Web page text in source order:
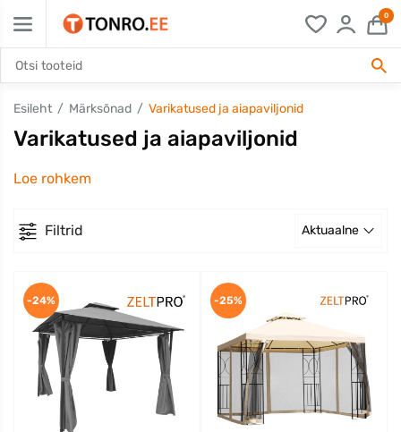
0
Esileht Märksõnad Varikatused ja aiapaviljonid
Varikatused ja aiapaviljonid
Loe rohkem
Filtrid Aktuaalne
-24% -25%